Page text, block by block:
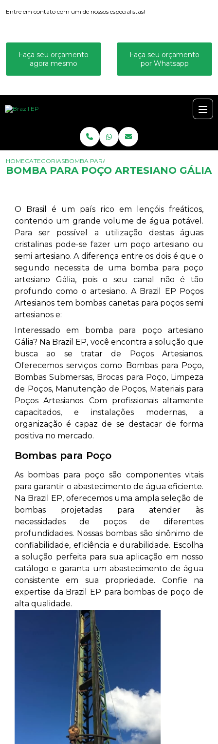
Entre em contato com um de nossos especialistas!
Faça seu orçamento
agora mesmo
Faça seu orçamento
por Whatsapp
HOMECATEGORIASBOMBA PARA POÇO ARTESIANO GÁLIA
BOMBA PARA POÇO ARTESIANO GÁLIA
O Brasil é um país rico em lençóis freáticos,
contendo um grande volume de água potável.
Para ser possível a utilização destas águas
cristalinas pode-se fazer um poço artesiano ou
semi artesiano. A diferença entre os dois é que o
segundo necessita de uma bomba para poço
artesiano Gália, pois o seu canal não é tão
profundo como o artesiano. A Brazil EP Poços
Artesianos tem bombas canetas para poços semi
artesianos e:
Interessado em bomba para poço artesiano
Gália? Na Brazil EP, você encontra a solução que
busca ao se tratar de Poços Artesianos.
Oferecemos serviços como Bombas para Poço,
Bombas Submersas, Brocas para Poço, Limpeza
de Poços, Manutenção de Poços, Materiais para
Poços Artesianos. Com profissionais altamente
capacitados, e instalações modernas, a
organização é capaz de se destacar de forma
positiva no mercado.
Bombas para Poço
As bombas para poço são componentes vitais
para garantir o abastecimento de água eficiente.
Na Brazil EP, oferecemos uma ampla seleção de
bombas projetadas para atender às
necessidades de poços de diferentes
profundidades. Nossas bombas são sinônimo de
confiabilidade, eficiência e durabilidade. Escolha
a solução perfeita para sua aplicação em nosso
catálogo e garanta um abastecimento de água
consistente em sua propriedade. Confie na
expertise da Brazil EP para bombas de poço de
alta qualidade.